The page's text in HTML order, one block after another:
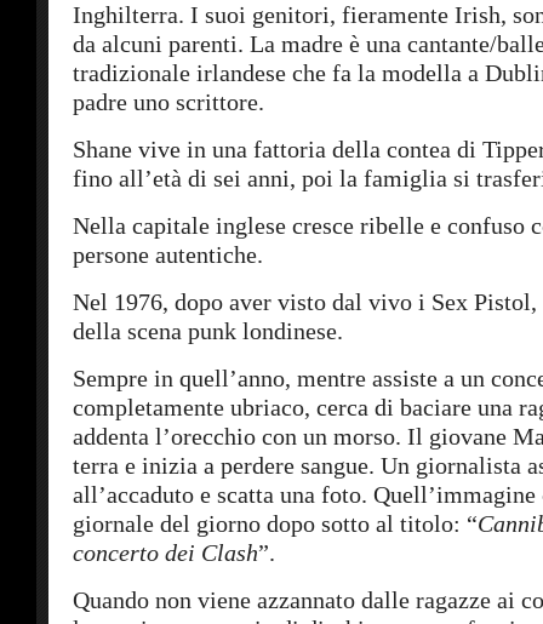
Inghilterra. I suoi genitori, fieramente Irish,
da alcuni parenti. La madre è una cantante/
tradizionale irlandese che fa la modella a
padre uno scrittore.
Shane vive in una fattoria della contea di
fino all’età di sei anni, poi la famiglia si
Nella capitale inglese cresce ribelle e confuso
persone autentiche.
Nel 1976, dopo aver visto dal vivo i Sex Pistol,
della scena punk londinese.
Sempre in quell’anno, mentre assiste a un
completamente ubriaco, cerca di baciare una
addenta l’orecchio con un morso. Il giovane
terra e inizia a perdere sangue. Un giornalista
all’accaduto e scatta una foto. Quell’immagine
giornale del giorno dopo sotto al titolo: “
concerto dei Clash”.
Quando non viene azzannato dalle ragazze ai